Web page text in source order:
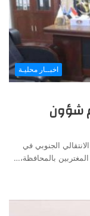
اخبــار محليـة
شؤون
الجنوبي في
بالمحافظة،…